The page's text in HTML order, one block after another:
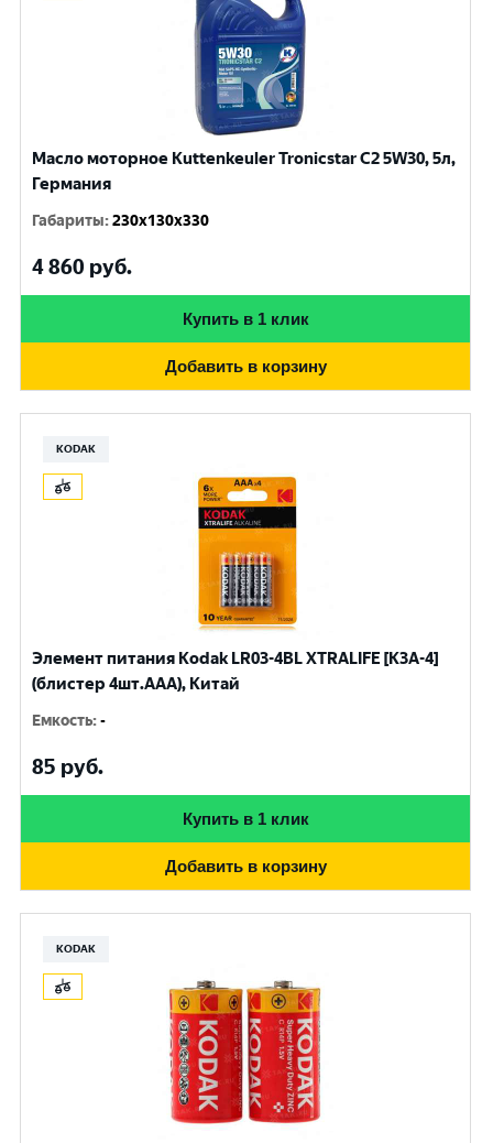
Масло моторное Kuttenkeuler Tronicstar C2 5W30, 5л,
Германия
Габариты:230x130x330
4 860 руб.
Купить в 1 клик
Добавить в корзину
KODAK
Элемент питания Kodak LR03-4BL XTRALIFE [K3A-4]
(блистер 4шт.AАА), Китай
Емкость:-
85 руб.
Купить в 1 клик
Добавить в корзину
KODAK